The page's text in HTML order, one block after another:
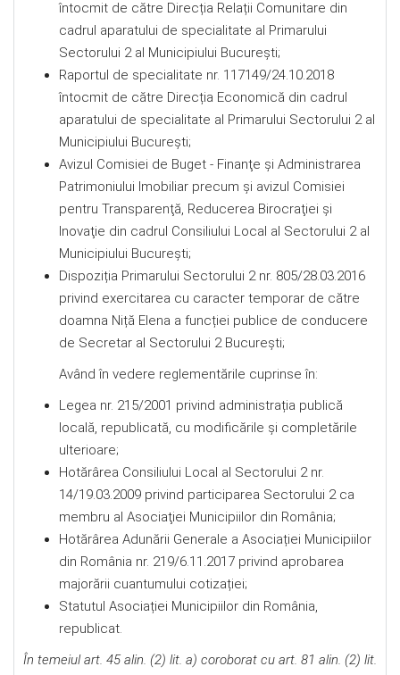
întocmit de către Direcția Relații Comunitare din
cadrul aparatului de specialitate al Primarului
Sectorului 2 al Municipiului București;
Raportul de specialitate nr. 117149/24.10.2018
întocmit de către Direcția Economică din cadrul
aparatului de specialitate al Primarului Sectorului 2 al
Municipiului București;
Avizul Comisiei de Buget - Finanţe şi Administrarea
Patrimoniului Imobiliar precum şi avizul Comisiei
pentru Transparenţă, Reducerea Birocraţiei şi
Inovaţie din cadrul Consiliului Local al Sectorului 2 al
Municipiului Bucureşti;
Dispoziția Primarului Sectorului 2 nr. 805/28.03.2016
privind exercitarea cu caracter temporar de către
doamna Niță Elena a funcției publice de conducere
de Secretar al Sectorului 2 București;
Având în vedere reglementările cuprinse în:
Legea nr. 215/2001 privind administrația publică
locală, republicată, cu modificările și completările
ulterioare;
Hotărârea Consiliului Local al Sectorului 2 nr.
14/19.03.2009 privind participarea Sectorului 2 ca
membru al Asociaţiei Municipiilor din România;
Hotărârea Adunării Generale a Asociației Municipiilor
din România nr. 219/6.11.2017 privind aprobarea
majorării cuantumului cotizației;
Statutul Asociației Municipiilor din România,
republicat.
În temeiul art. 45 alin. (2) lit. a) coroborat cu art. 81 alin. (2) lit.